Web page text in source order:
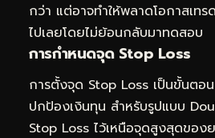
กว่า แต่อาจทำให้พลาดโอกาสเท
ไปเลยโดยไม่ย้อนกลับมาทดสอบ
การกำหนดจุด Stop Loss
การตั้งจุด Stop Loss เป็นขั้นตอ
ปกป้องเงินทุน สำหรับรูปแบบ
Stop Loss ไว้เหนือจุดสูงสุดของ